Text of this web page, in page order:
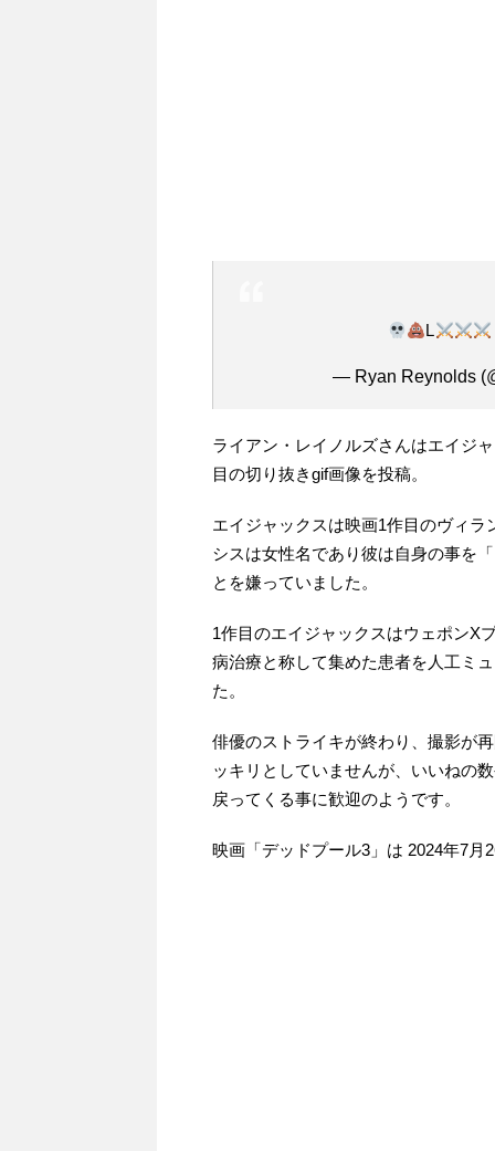
L
— Ryan Reynolds
ライアン・レイノルズさんはエイジ
目の切り抜きgif画像を投稿。
エイジャックスは映画1作目のヴィ
シスは女性名であり彼は自身の事を
とを嫌っていました。
1作目のエイジャックスはウェポンX
病治療と称して集めた患者を人工ミ
た。
俳優のストライキが終わり、撮影が
ッキリとしていませんが、いいねの
戻ってくる事に歓迎のようです。
映画「デッドプール3」は 2024年7